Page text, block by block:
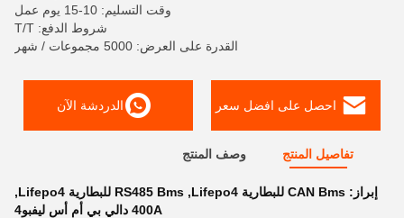
وقت التسليم: 10-15 يوم عمل
شروط الدفع: T/T
القدرة على العرض: 5000 مجموعات / شهر
احصل على افضل سعر الدردشة الآن
تفاصيل المنتج وصف المنتج
إبراز: CAN Bms للبطارية Lifepo4 , RS485 Bms للبطارية Lifepo4
,
400A دالي بي أم أس ليفبو4